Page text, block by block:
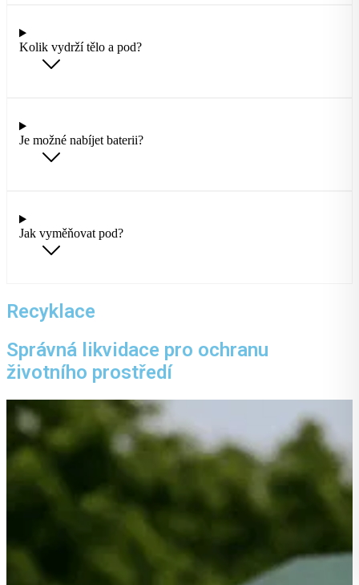
Kolik vydrží tělo a pod?
Je možné nabíjet baterii?
Jak vyměňovat pod?
Recyklace
Správná likvidace pro ochranu
životního prostředí